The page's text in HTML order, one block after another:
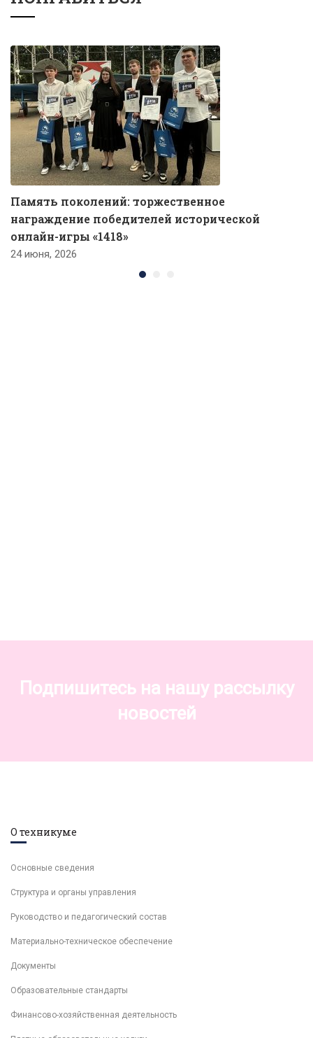
Память поколений: торжественное
награждение победителей исторической
онлайн-игры «1418»
24 июня, 2026
Подпишитесь на нашу рассылку
новостей
О техникуме
Основные сведения
Структура и органы управления
Руководство и педагогический состав
Материально-техническое обеспечение
Документы
Образовательные стандарты
Финансово-хозяйственная деятельность